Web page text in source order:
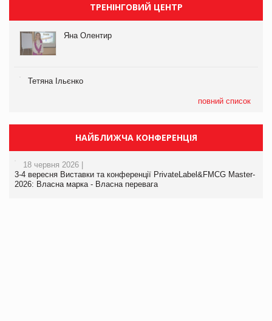
ТРЕНІНГОВИЙ ЦЕНТР
Яна Олентир
Тетяна Ільєнко
повний список
НАЙБЛИЖЧА КОНФЕРЕНЦІЯ
18 червня 2026 |
3-4 вересня Виставки та конференції PrivateLabel&FMCG Master-
2026: Власна марка - Власна перевага